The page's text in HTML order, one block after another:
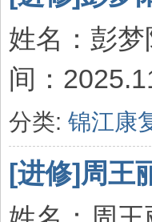
姓名：彭
间：
分类: 锦江康
[进修]周王